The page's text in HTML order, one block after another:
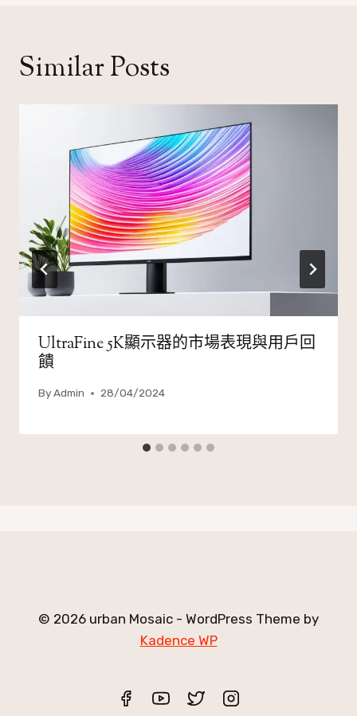
Similar Posts
UltraFine 5K顯示器的市場表現與用戶回
饋
ByAdmin 28/04/2024
© 2026 urban Mosaic - WordPress Theme by
Kadence WP